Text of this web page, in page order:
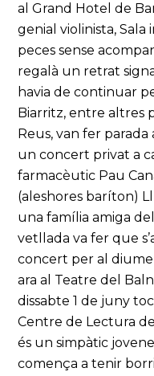
al Grand Hotel de
genial violinista,
peces sense
regalà un retrat
havia de continuar
Biarritz, entre altres
Reus, van fer
un concert privat a
farmacèutic Pau
(aleshores baríton)
una família amiga
vetllada va fer que
concert per al
ara al Teatre del
dissabte 1 de juny
Centre de Lectura de
és un simpàtic
comença a tenir